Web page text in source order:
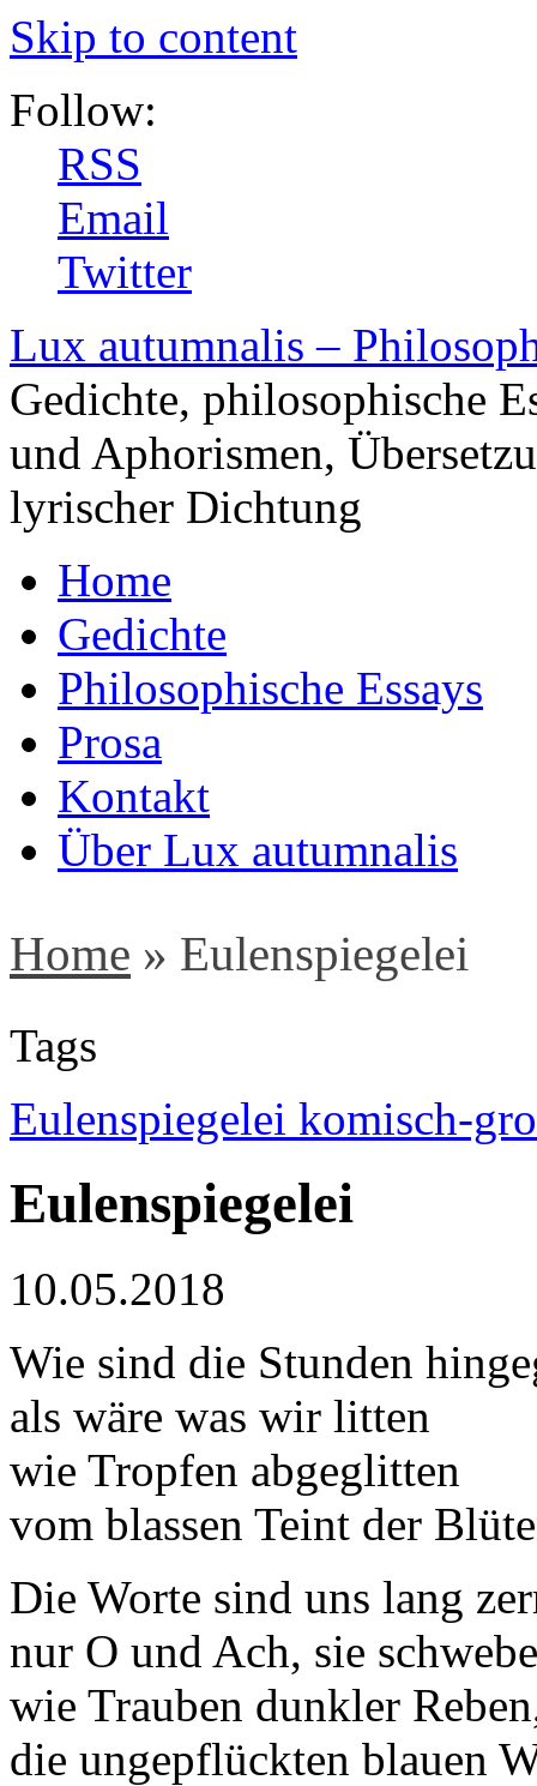
Skip to content
Follow:
RSS
Email
Twitter
Lux autumnalis –
Gedichte, philosophische
und Aphorismen,
lyrischer Dichtung
Home
Gedichte
Philosophische Essays
Prosa
Kontakt
Über Lux autumnalis
Home » Eulenspiegelei
Tags
Eulenspiegelei komisch-
Eulenspiegelei
10.05.2018
Wie sind die Stunden
als wäre was wir litten
wie Tropfen abgeglitten
vom blassen Teint der
Die Worte sind uns lang
nur O und Ach, sie
wie Trauben dunkler
die ungepflückten blauen